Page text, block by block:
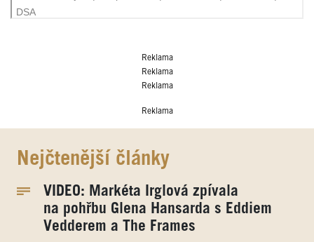
Reklama
Reklama
Reklama
Reklama
Nejčtenější články
VIDEO: Markéta Irglová zpívala
na pohřbu Glena Hansarda s Eddiem
Vedderem a The Frames